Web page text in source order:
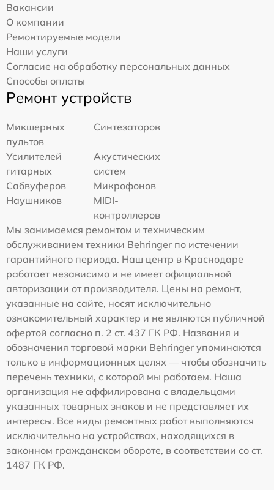
Вакансии
О компании
Ремонтируемые модели
Наши услуги
Согласие на обработку персональных данных
Способы оплаты
Ремонт устройств
Микшерных
пультов
Синтезаторов
Усилителей
гитарных
Акустических
систем
Сабвуферов
Микрофонов
Наушников
MIDI-
контроллеров
Мы занимаемся ремонтом и техническим
обслуживанием техники Behringer по истечении
гарантийного периода. Наш центр в Краснодаре
работает независимо и не имеет официальной
авторизации от производителя. Цены на ремонт,
указанные на сайте, носят исключительно
ознакомительный характер и не являются публичной
офертой согласно п. 2 ст. 437 ГК РФ. Названия и
обозначения торговой марки Behringer упоминаются
только в информационных целях — чтобы обозначить
перечень техники, с которой мы работаем. Наша
организация не аффилирована с владельцами
указанных товарных знаков и не представляет их
интересы. Все виды ремонтных работ выполняются
исключительно на устройствах, находящихся в
законном гражданском обороте, в соответствии со ст.
1487 ГК РФ.